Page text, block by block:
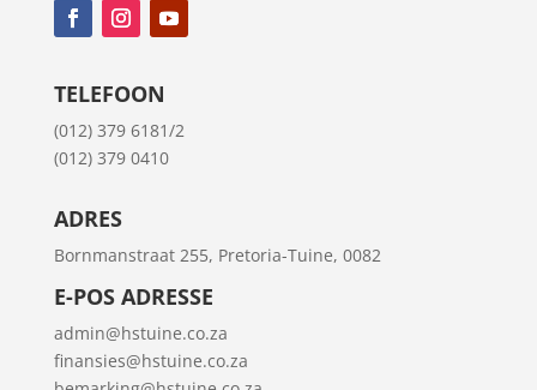
TELEFOON
(012) 379 6181/2
(012) 379 0410
ADRES
Bornmanstraat 255, Pretoria-Tuine, 0082
E-POS ADRESSE
admin@hstuine.co.za
finansies@hstuine.co.za